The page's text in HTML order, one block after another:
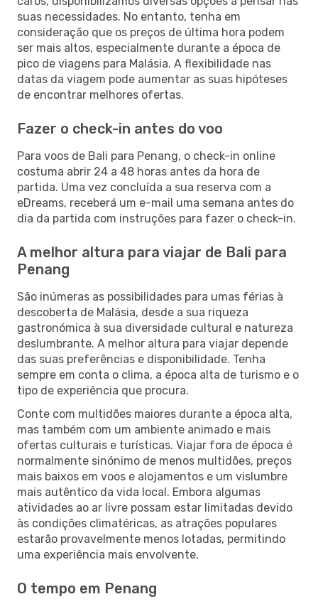
suas necessidades. No entanto, tenha em
consideração que os preços de última hora podem
ser mais altos, especialmente durante a época de
pico de viagens para Malásia. A flexibilidade nas
datas da viagem pode aumentar as suas hipóteses
de encontrar melhores ofertas.
Fazer o check-in antes do voo
Para voos de Bali para Penang, o check-in online
costuma abrir 24 a 48 horas antes da hora de
partida. Uma vez concluída a sua reserva com a
eDreams, receberá um e-mail uma semana antes do
dia da partida com instruções para fazer o check-in.
A melhor altura para viajar de Bali para
Penang
São inúmeras as possibilidades para umas férias à
descoberta de Malásia, desde a sua riqueza
gastronómica à sua diversidade cultural e natureza
deslumbrante. A melhor altura para viajar depende
das suas preferências e disponibilidade. Tenha
sempre em conta o clima, a época alta de turismo e o
tipo de experiência que procura.
Conte com multidões maiores durante a época alta,
mas também com um ambiente animado e mais
ofertas culturais e turísticas. Viajar fora de época é
normalmente sinónimo de menos multidões, preços
mais baixos em voos e alojamentos e um vislumbre
mais autêntico da vida local. Embora algumas
atividades ao ar livre possam estar limitadas devido
às condições climatéricas, as atrações populares
estarão provavelmente menos lotadas, permitindo
uma experiência mais envolvente.
O tempo em Penang